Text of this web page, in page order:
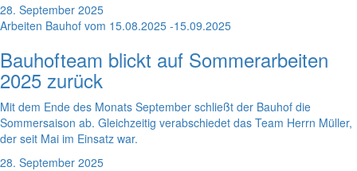
28. September 2025
Arbeiten Bauhof vom 15.08.2025 -15.09.2025
Bauhofteam blickt auf Sommerarbeiten
2025 zurück
Mit dem Ende des Monats September schließt der Bauhof die
Sommersaison ab. Gleichzeitig verabschiedet das Team Herrn Müller,
der seit Mai im Einsatz war.
28. September 2025